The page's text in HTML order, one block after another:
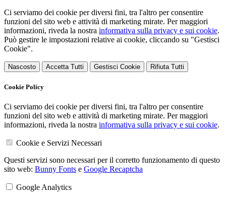
Ci serviamo dei cookie per diversi fini, tra l'altro per consentire
funzioni del sito web e attività di marketing mirate. Per maggiori
informazioni, riveda la nostra informativa sulla privacy e sui cookie.
Può gestire le impostazioni relative ai cookie, cliccando su "Gestisci
Cookie".
Nascosto Accetta Tutti Gestisci Cookie Rifiuta Tutti
Cookie Policy
Ci serviamo dei cookie per diversi fini, tra l'altro per consentire
funzioni del sito web e attività di marketing mirate. Per maggiori
informazioni, riveda la nostra informativa sulla privacy e sui cookie.
Cookie e Servizi Necessari
Questi servizi sono necessari per il corretto funzionamento di questo
sito web: Bunny Fonts e Google Recaptcha
Google Analytics